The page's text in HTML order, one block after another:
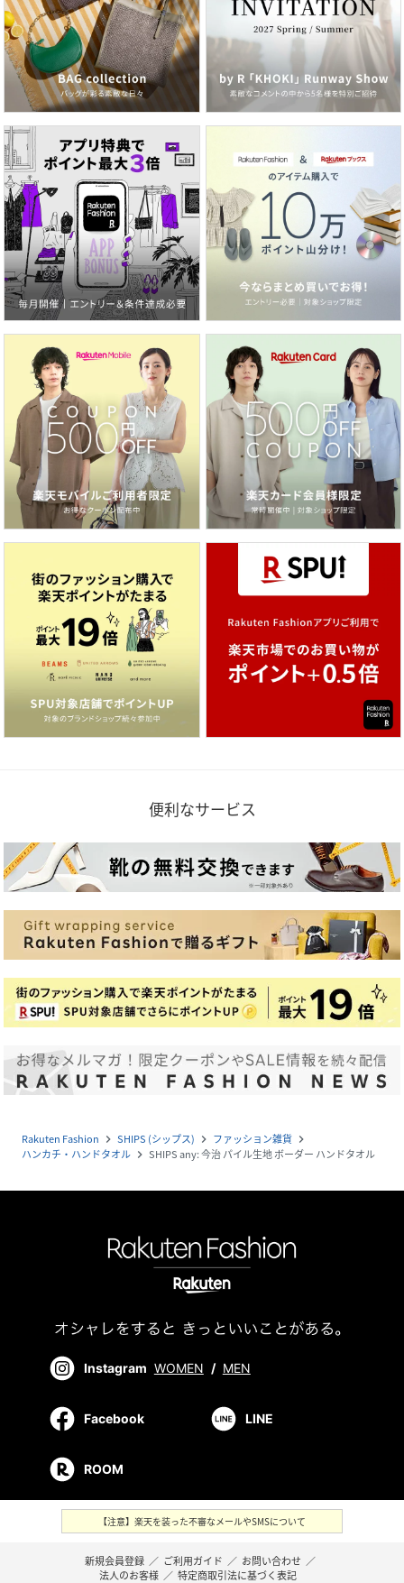
便利なサービス
Rakuten Fashion navigate_next SHIPS (シップス) navigate_next ファッション雑貨 navigate_next
ハンカチ・ハンドタオル navigate_next SHIPS any: 今治 パイル生地 ボーダー ハンドタオル
Instagram WOMEN / MEN
Facebook LINE
ROOM
【注意】楽天を装った不審なメールやSMSについて
新規会員登録 ／ ご利用ガイド ／ お問い合わせ ／
法人のお客様 ／ 特定商取引法に基づく表記